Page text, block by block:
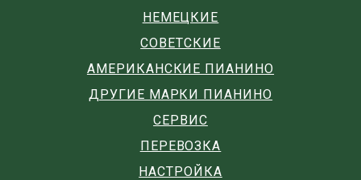
НЕМЕЦКИЕ
СОВЕТСКИЕ
АМЕРИКАНСКИЕ ПИАНИНО
ДРУГИЕ МАРКИ ПИАНИНО
СЕРВИС
ПЕРЕВОЗКА
НАСТРОЙКА